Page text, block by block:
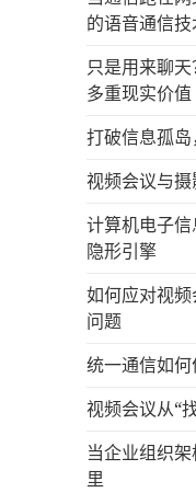
的语音通信
只是用来聊
多重现实价值
打破信息孤
视频会议与
计算机电子
隐形引擎
如何应对视
问题
统一通信如
视频会议从“
当企业组织
里